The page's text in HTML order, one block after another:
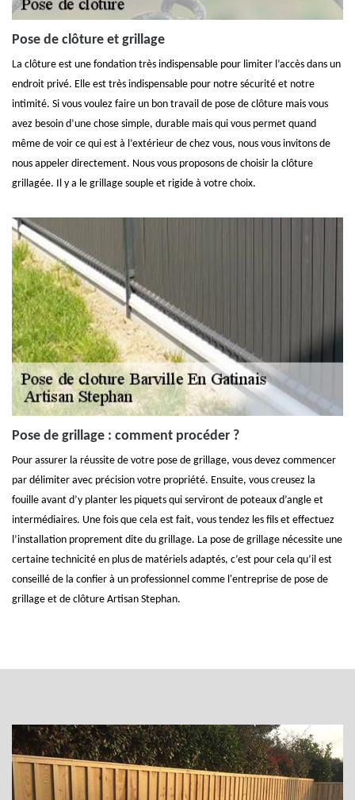
Pose de clôture et grillage
La clôture est une fondation très indispensable pour limiter l’accès dans un
endroit privé. Elle est très indispensable pour notre sécurité et notre
intimité. Si vous voulez faire un bon travail de pose de clôture mais vous
avez besoin d’une chose simple, durable mais qui vous permet quand
même de voir ce qui est à l’extérieur de chez vous, nous vous invitons de
nous appeler directement. Nous vous proposons de choisir la clôture
grillagée. Il y a le grillage souple et rigide à votre choix.
Pose de grillage : comment procéder ?
Pour assurer la réussite de votre pose de grillage, vous devez commencer
par délimiter avec précision votre propriété. Ensuite, vous creusez la
fouille avant d’y planter les piquets qui serviront de poteaux d’angle et
intermédiaires. Une fois que cela est fait, vous tendez les fils et effectuez
l’installation proprement dite du grillage. La pose de grillage nécessite une
certaine technicité en plus de matériels adaptés, c’est pour cela qu’il est
conseillé de la confier à un professionnel comme l'entreprise de pose de
grillage et de clôture Artisan Stephan.